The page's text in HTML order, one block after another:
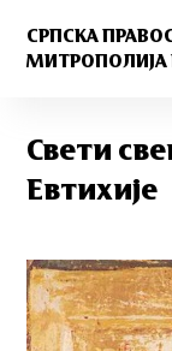
СРПСКА
МИТРОПОЛИЈА
Свети
Евтихије